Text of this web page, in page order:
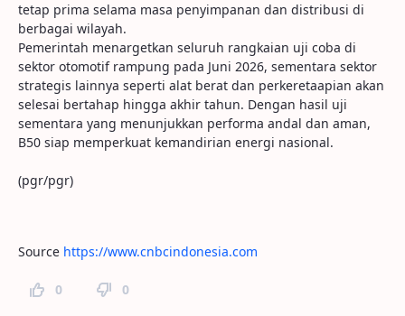
tetap prima selama masa penyimpanan dan distribusi di
berbagai wilayah.
Pemerintah menargetkan seluruh rangkaian uji coba di
sektor otomotif rampung pada Juni 2026, sementara sektor
strategis lainnya seperti alat berat dan perkeretaapian akan
selesai bertahap hingga akhir tahun. Dengan hasil uji
sementara yang menunjukkan performa andal dan aman,
B50 siap memperkuat kemandirian energi nasional.
(pgr/pgr)
Source https://www.cnbcindonesia.com
0 0